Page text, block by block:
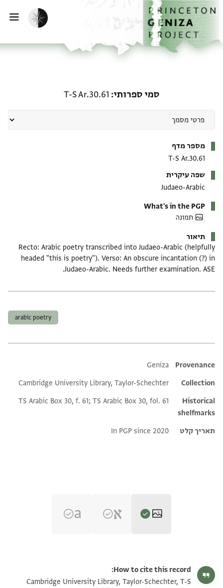
לתוכןהבית
הפעלת מצב כהה
סמי ספרותי T-S Ar.30.61
מספר מדף
T-S Ar.30.61
שפה עיקרית
Judaeo-Arabic
What's in the PGP
תמונה
תיאור
Recto: Arabic poetry transcribed into Judaeo-Arabic (helpfully
headed "this is poetry"). Verso: An obscure incantation (?) in
Judaeo-Arabic. Needs further examination. ASE.
arabic poetry
Additional metadata
Provenance
Geniza
Collection
Cambridge University Library, Taylor-Schechter
Historical
shelfmarks
TS Arabic Box 30, f. 61; TS Arabic Box 30, fol. 61
תאריך קלט In PGP since 2020
T-S Ar.30.61 1v הגדל וסובב
How to cite this record:
Cambridge University Library, Taylor-Schechter, T-S